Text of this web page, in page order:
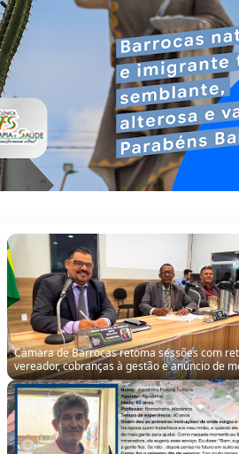
Câmara de Barrocas retoma sessões com
vereador, cobranças à gestão e anúncio de